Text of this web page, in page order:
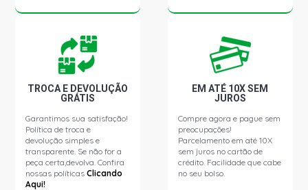
TROCA E DEVOLUÇÃO
GRÁTIS
Garantimos sua satisfação!
Política de troca e
devolução simples e
transparente. Se não for a
peça certa,devolva. Confira
nossas políticasClicando
Aqui!
EM ATÉ 10X SEM
JUROS
Compre agora e pague sem
preocupações!
Parcelamento em até 10X
sem juros no cartão de
crédito. Facilidade que cabe
no seu bolso.